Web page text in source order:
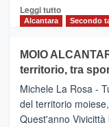
Leggi tuttoLeggi
Torna
la
dell’Etna
Alcantara Secondo
MOIO
territorio, tra
Michele La Rosa -
del territorio
Quest'anno Vivicittà